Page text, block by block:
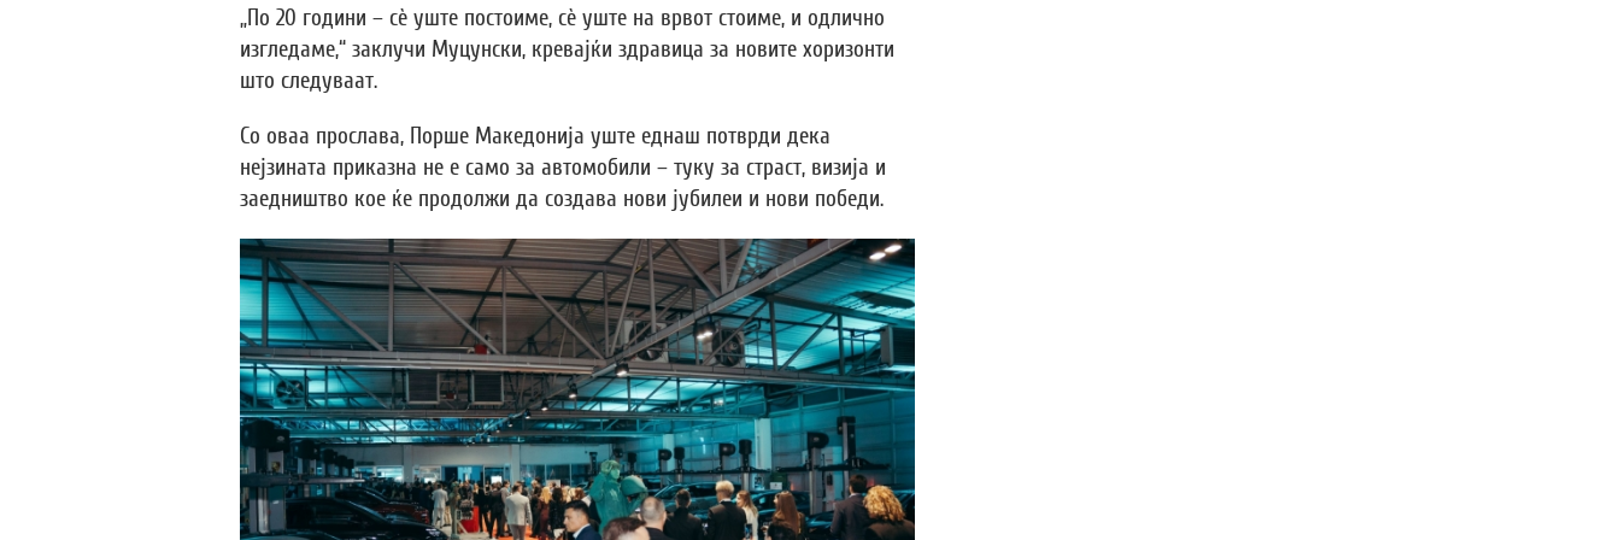
„По 20 години – сè уште постоиме, сè уште на врвот стоиме, и одлично
изгледаме,“ заклучи Муцунски, кревајќи здравица за новите хоризонти
што следуваат.
Со оваа прослава, Порше Македонија уште еднаш потврди дека
нејзината приказна не е само за автомобили – туку за страст, визија и
заедништво кое ќе продолжи да создава нови јубилеи и нови победи.